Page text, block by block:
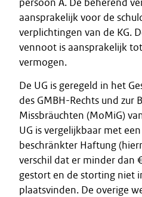
persoon A. De beherend
aansprakelijk voor de
verplichtingen van de KG.
vennoot is aansprakelijk
vermogen.
De UG is geregeld in het
des GMBH-Rechts und zur
Missbräuchten (MoMiG)
UG is vergelijkbaar met
beschränkter Haftung
verschil dat er minder dan
gestort en de storting niet
plaatsvinden. De overige